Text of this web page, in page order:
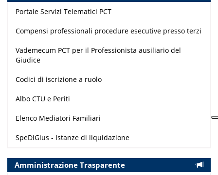
Portale Servizi Telematici PCT
Compensi professionali procedure esecutive presso terzi
Vademecum PCT per il Professionista ausiliario del
Giudice
Codici di iscrizione a ruolo
Albo CTU e Periti
Elenco Mediatori Familiari
SpeDiGius - Istanze di liquidazione
Amministrazione Trasparente